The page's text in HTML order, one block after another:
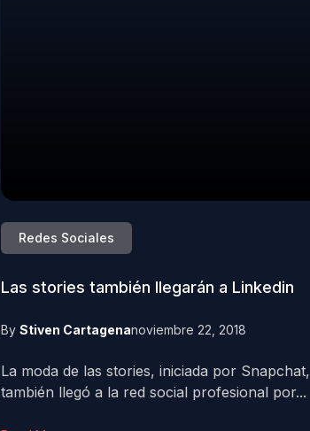
Redes Sociales
Las stories también llegarán a Linkedin
By Stiven Cartagenanoviembre 22, 2018
La moda de las stories, iniciada por Snapchat,
también llegó a la red social profesional por...